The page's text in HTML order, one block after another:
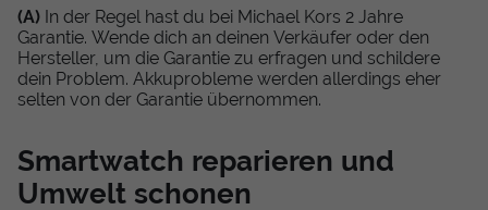
(A) In der Regel hast du bei Michael Kors 2 Jahre
Garantie. Wende dich an deinen Verkäufer oder den
Hersteller, um die Garantie zu erfragen und schildere
dein Problem. Akkuprobleme werden allerdings eher
selten von der Garantie übernommen.
Smartwatch reparieren und
Umwelt schonen